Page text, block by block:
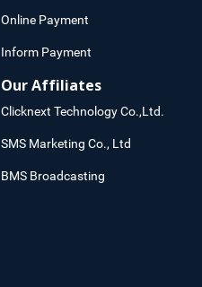
Online Payment
Inform Payment
Our Affiliates
Clicknext Technology Co.,Ltd.
SMS Marketing Co., Ltd
BMS Broadcasting